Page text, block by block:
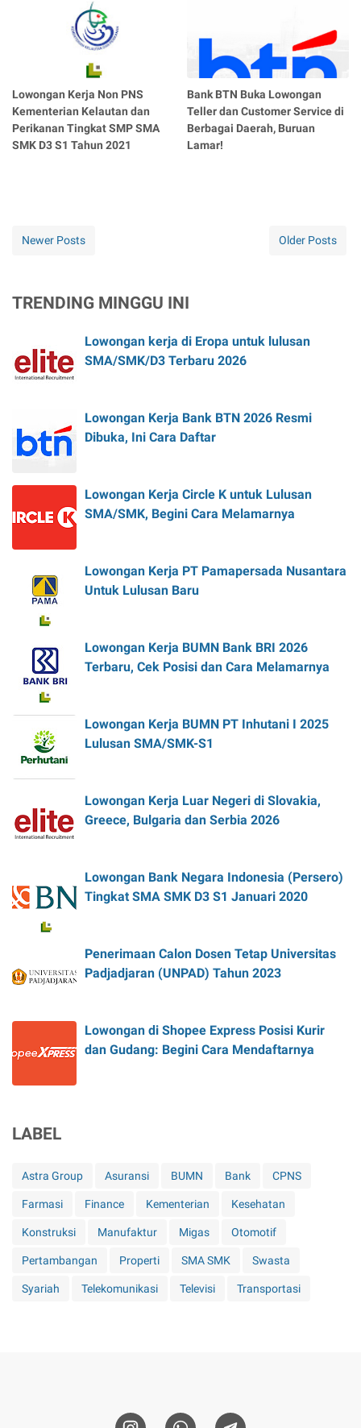
Lowongan Kerja Non PNS
Kementerian Kelautan dan
Perikanan Tingkat SMP SMA
SMK D3 S1 Tahun 2021
Bank BTN Buka Lowongan
Teller dan Customer Service di
Berbagai Daerah, Buruan
Lamar!
Newer Posts Older Posts
TRENDING MINGGU INI
Lowongan kerja di Eropa untuk lulusan
SMA/SMK/D3 Terbaru 2026
Lowongan Kerja Bank BTN 2026 Resmi
Dibuka, Ini Cara Daftar
Lowongan Kerja Circle K untuk Lulusan
SMA/SMK, Begini Cara Melamarnya
Lowongan Kerja PT Pamapersada Nusantara
Untuk Lulusan Baru
Lowongan Kerja BUMN Bank BRI 2026
Terbaru, Cek Posisi dan Cara Melamarnya
Lowongan Kerja BUMN PT Inhutani I 2025
Lulusan SMA/SMK-S1
Lowongan Kerja Luar Negeri di Slovakia,
Greece, Bulgaria dan Serbia 2026
Lowongan Bank Negara Indonesia (Persero)
Tingkat SMA SMK D3 S1 Januari 2020
Penerimaan Calon Dosen Tetap Universitas
Padjadjaran (UNPAD) Tahun 2023
Lowongan di Shopee Express Posisi Kurir
dan Gudang: Begini Cara Mendaftarnya
LABEL
Astra Group Asuransi BUMN Bank CPNS
Farmasi Finance Kementerian Kesehatan
Konstruksi Manufaktur Migas Otomotif
Pertambangan Properti SMA SMK Swasta
Syariah Telekomunikasi Televisi Transportasi